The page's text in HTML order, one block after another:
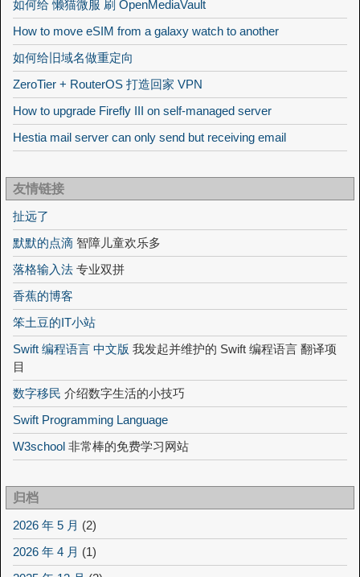
如何给 懒猫微服 刷 OpenMediaVault
How to move eSIM from a galaxy watch to another
如何给旧域名做重定向
ZeroTier + RouterOS 打造回家 VPN
How to upgrade Firefly III on self-managed server
Hestia mail server can only send but receiving email
友情链接
扯远了
默默的点滴 智障儿童欢乐多
落格输入法 专业双拼
香蕉的博客
笨土豆的IT小站
Swift 编程语言 中文版 我发起并维护的 Swift 编程语言 翻译项
目
数字移民 介绍数字生活的小技巧
Swift Programming Language
W3school 非常棒的免费学习网站
归档
2026 年 5 月 (2)
2026 年 4 月 (1)